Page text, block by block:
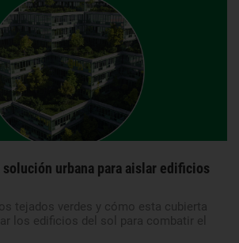
solución urbana para aislar edificios
tejados verdes y cómo esta cubierta
los edificios del sol para combatir el